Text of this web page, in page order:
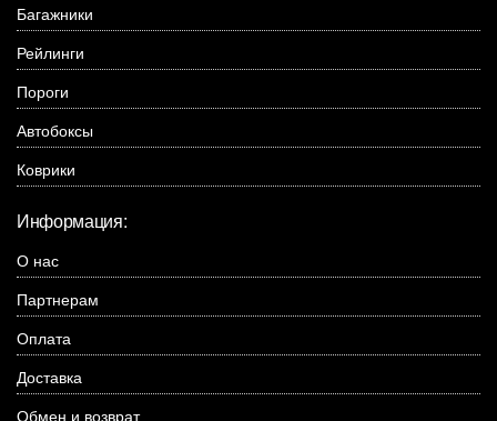
Багажники
Рейлинги
Пороги
Автобоксы
Коврики
Информация:
О нас
Партнерам
Оплата
Доставка
Обмен и возврат